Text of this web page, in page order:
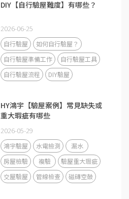
DIY【自行驗屋難度】有哪些？
2026-06-25
自行驗屋
如何自行驗屋？
自行驗屋準備工作
自行驗屋工具
自行驗屋流程
DIY驗屋
HY鴻宇【驗屋案例】常見缺失或
重大瑕疵有哪些
2026-05-29
鴻宇驗屋 水電檢測
漏水
房屋檢驗
複驗
驗屋重大瑕疵
交屋驗屋
管線檢查 磁磚空鼓